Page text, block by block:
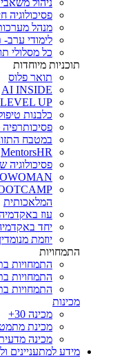
פסיכולוגיה
מנהל
לימודי
כל מסלולי
תוכניות מיוחדות
תואר פלוס
AI INSIDE
LEVEL UP
כלבנות
פסיכותרפיה
במטבח
MentorsHR
פסיכולוגיה
המלאכותית
עוז
יחד
יוזמת
התמחויות
התמחויות
התמחויות
התמחויות
מכינות
מכינה 30+
מכינת
מכינה
מידע למתעניינים